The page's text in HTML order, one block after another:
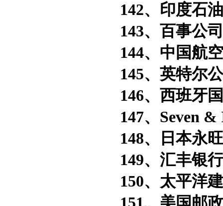
142、印度石油
143、百事公司
144、中国航空
145、英特尔公
146、西班牙国
147、Seven &
148、日本永旺
149、汇丰银行
150、太平洋建